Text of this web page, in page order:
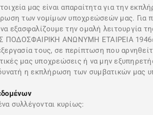
μας είναι απαραίτητα για την
των νομίμων υποχρεώσεών μας. Για
να εξασφαλίζουμε την ομαλή
ΑΝΩΝΥΜΗ ΕΤΑΙΡΕΙΑ
τους, σε περίπτωση που
μας υποχρεώσεις ή να μην
η εκπλήρωση των συμβατικών μας
συλλέγονται κυρίως: